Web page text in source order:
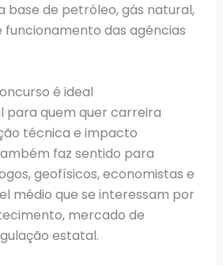
base de petróleo, gás natural,
das agências
é ideal
para quem quer carreira
técnica e impacto
faz sentido para
geofísicos, economistas e
médio que se interessam por
mercado de
estatal.